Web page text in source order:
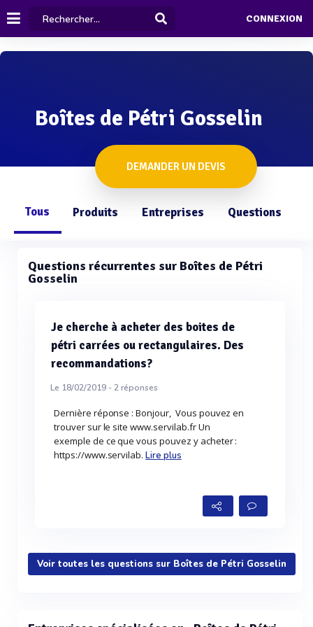
CONNEXION
Boîtes de Pétri Gosselin
DEMANDER UN DEVIS
Tous Produits Entreprises Questions
Questions récurrentes sur Boîtes de Pétri
Gosselin
Je cherche à acheter des boites de
pétri carrées ou rectangulaires. Des
recommandations?
Le 18/02/2019 -2réponses
Dernière réponse : Bonjour, Vous pouvez en
trouver sur le site www.servilab.fr Un
exemple de ce que vous pouvez y acheter :
https://www.servilab.Lire plus
Voir toutes les questions sur Boîtes de Pétri Gosselin